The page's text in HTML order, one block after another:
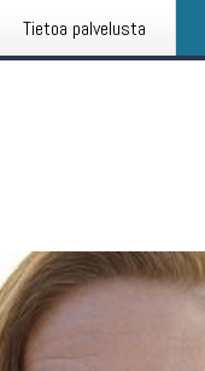
Tietoa palvelusta